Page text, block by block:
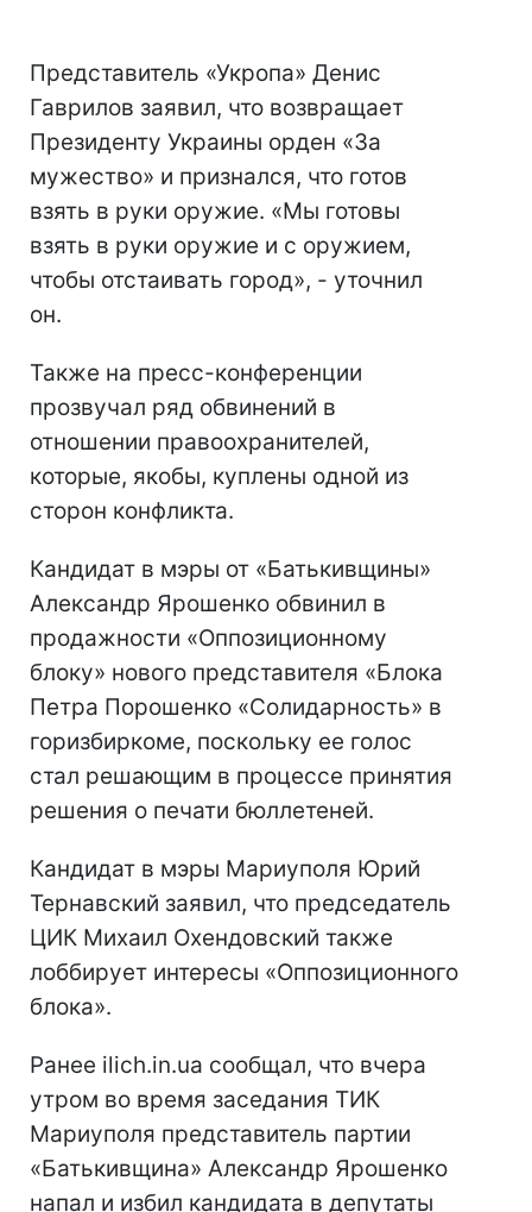
Представитель «Укропа» Денис
Гаврилов заявил, что возвращает
Президенту Украины орден «За
мужество» и признался, что готов
взять в руки оружие. «Мы готовы
взять в руки оружие и с оружием,
чтобы отстаивать город», - уточнил
он.
Также на пресс-конференции
прозвучал ряд обвинений в
отношении правоохранителей,
которые, якобы, куплены одной из
сторон конфликта.
Кандидат в мэры от «Батькивщины»
Александр Ярошенко обвинил в
продажности «Оппозиционному
блоку» нового представителя «Блока
Петра Порошенко «Солидарность» в
горизбиркоме, поскольку ее голос
стал решающим в процессе принятия
решения о печати бюллетеней.
Кандидат в мэры Мариуполя Юрий
Тернавский заявил, что председатель
ЦИК Михаил Охендовский также
лоббирует интересы «Оппозиционного
блока».
Ранее ilich.in.ua сообщал, что вчера
утром во время заседания ТИК
Мариуполя представитель партии
«Батькивщина» Александр Ярошенко
напал и избил кандидата в депутаты